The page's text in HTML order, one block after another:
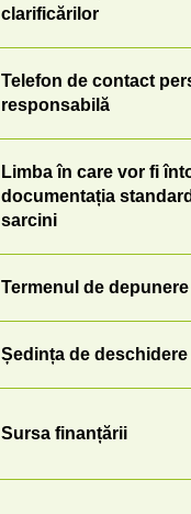
clarificărilor
Telefon de contact
responsabilă
Limba în care vor fi
documentația
sarcini
Termenul de
Ședința de
Sursa finanțării